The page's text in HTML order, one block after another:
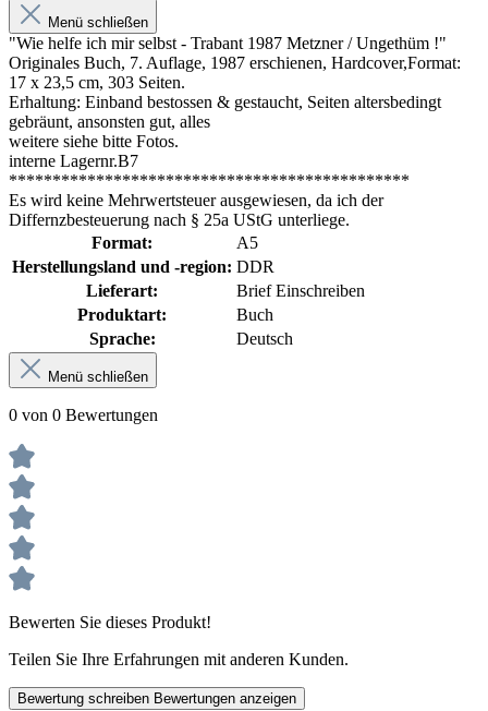
Menü schließen
"Wie helfe ich mir selbst - Trabant 1987 Metzner / Ungethüm !"
Originales Buch, 7. Auflage, 1987 erschienen, Hardcover,Format:
17 x 23,5 cm, 303 Seiten.
Erhaltung: Einband bestossen & gestaucht, Seiten altersbedingt
gebräunt, ansonsten gut, alles
weitere siehe bitte Fotos.
interne Lagernr.B7
**********************************************
Es wird keine Mehrwertsteuer ausgewiesen, da ich der
Differnzbesteuerung nach § 25a UStG unterliege.
Format:
A5
Herstellungsland und -region: DDR
Lieferart:
Brief Einschreiben
Produktart:
Buch
Sprache:
Deutsch
Menü schließen
0 von 0 Bewertungen
Bewerten Sie dieses Produkt!
Teilen Sie Ihre Erfahrungen mit anderen Kunden.
Bewertung schreiben Bewertungen anzeigen